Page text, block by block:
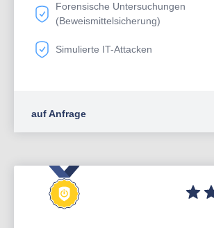
Forensische Untersuchungen
(Beweismittelsicherung)
Simulierte IT-Attacken
auf Anfrage